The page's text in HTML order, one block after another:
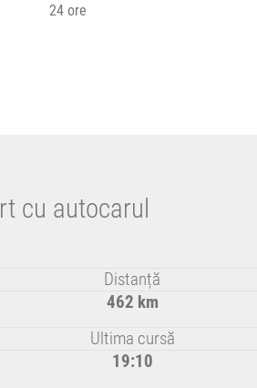
24 ore
cu autocarul
Distanță
462 km
Ultima cursă
19:10